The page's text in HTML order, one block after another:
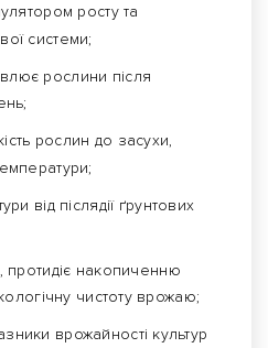
росту та
системи;
рослини після
рослин до засухи,
від післядії ґрунтових
протидіє накопиченню
чистоту врожаю;
врожайності культур